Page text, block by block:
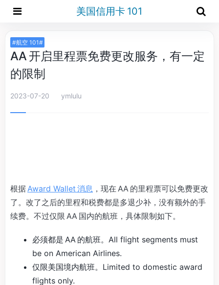
美国信用卡 101
#航空 101#
AA 开启里程票免费更改服务，有一定
的限制
2023-07-20 ymlulu
根据Award Wallet 消息 ，现在 AA 的里程票可以免费更改
了。改了之后的里程和税费都是多退少补，没有额外的手
续费。不过仅限 AA 国内的航班，具体限制如下。
必须都是 AA 的航班。All flight segments must
be on American Airlines.
仅限美国境内航班。Limited to domestic award
flights only.